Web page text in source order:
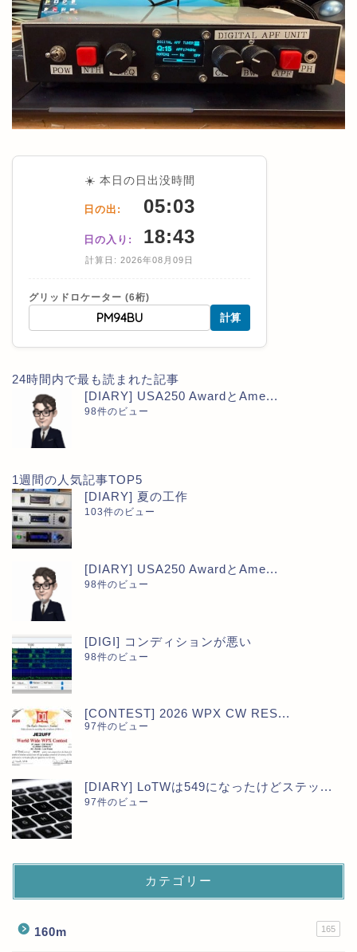
☀️ 本日の日出没時間
日の出: 05:03
日の入り: 18:43
計算日: 2026年08月09日
グリッドロケーター (6桁)
計算
24時間内で最も読まれた記事
[DIARY] USA250 AwardとAme...
98件のビュー
1週間の人気記事TOP5
[DIARY] 夏の工作
103件のビュー
[DIARY] USA250 AwardとAme...
98件のビュー
[DIGI] コンディションが悪い
98件のビュー
[CONTEST] 2026 WPX CW RES...
97件のビュー
[DIARY] LoTWは549になったけどステッ...
97件のビュー
カテゴリー
160m 165